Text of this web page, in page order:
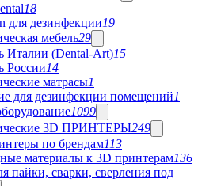
18
для дезинфекции19
мебель29
Италии (Dental-Art)15
России14
матрасы1
для дезинфекции помещений1
1099
3D ПРИНТЕРЫ249
по брендам113
материалы к 3D принтерам136
пайки, сварки, сверления под